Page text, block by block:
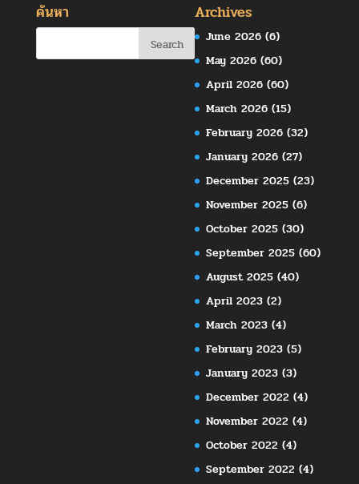
ค้นหา Archives
June 2026 (6)
May 2026 (60)
April 2026 (60)
March 2026 (15)
February 2026 (32)
January 2026 (27)
December 2025 (23)
November 2025 (6)
October 2025 (30)
September 2025 (60)
August 2025 (40)
April 2023 (2)
March 2023 (4)
February 2023 (5)
January 2023 (3)
December 2022 (4)
November 2022 (4)
October 2022 (4)
September 2022 (4)